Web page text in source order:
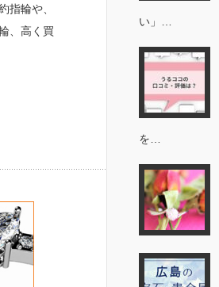
指輪や、
、高く買
い」…
を…